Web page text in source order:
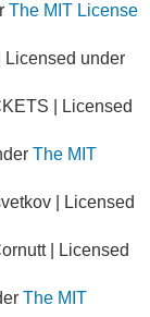
The MIT License
Licensed under
| Licensed
The MIT
| Licensed
| Licensed
The MIT